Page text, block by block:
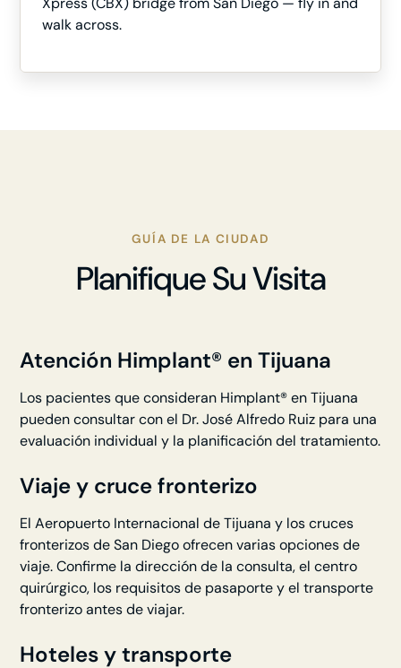
walk across.
GUÍA DE LA CIUDAD
Planifique Su Visita
Atención Himplant® en Tijuana
Los pacientes que consideran Himplant® en Tijuana
pueden consultar con el Dr. José Alfredo Ruiz para una
evaluación individual y la planificación del tratamiento.
Viaje y cruce fronterizo
El Aeropuerto Internacional de Tijuana y los cruces
fronterizos de San Diego ofrecen varias opciones de
viaje. Confirme la dirección de la consulta, el centro
quirúrgico, los requisitos de pasaporte y el transporte
fronterizo antes de viajar.
Hoteles y transporte